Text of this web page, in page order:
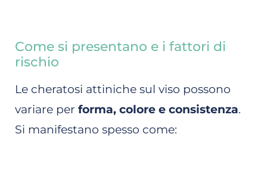
Come si presentano e i fattori di
rischio
Le cheratosi attiniche sul viso possono
variare per forma, colore e consistenza.
Si manifestano spesso come: